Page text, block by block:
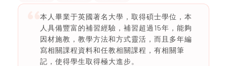
本人畢業于英國著名大學，取得碩士學位，本
人具備豐富的補習經驗，補習超過15年，能夠
因材施教，教學方法和方式靈活，而且多年編
寫相關課程資料和任教相關課程，有相關筆
記，使得學生取得極大進步。